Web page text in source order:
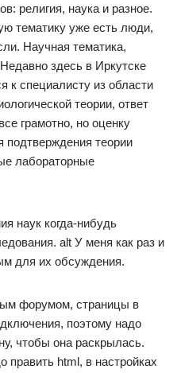
религия, наука и разное.
тематику уже есть люди,
Научная тематика,
здесь в Иркутске
к специалисту из области
теории, ответ
грамотно, но оценку
подтверждения теории
лабораторные
наук когда-нибудь
alt У меня как раз и
для их обсуждения.
форумом, страницы в
поэтому надо
чтобы она раскрылась.
править html, в настройках